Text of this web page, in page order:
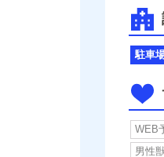
駐車
WEB
男性